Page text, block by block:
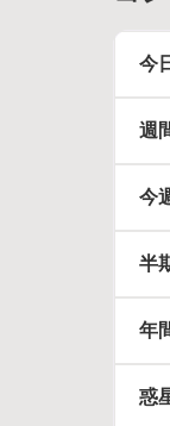
今
週
今
半
年
惑